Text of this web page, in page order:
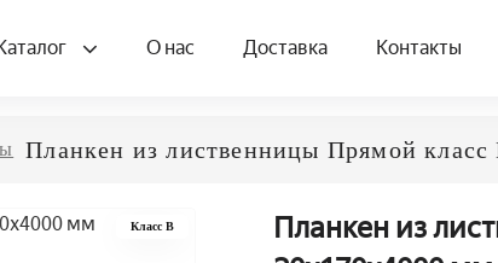
О нас Доставка Контакты
Планкен из лиственницы Прямой
Класс B
Планкен из